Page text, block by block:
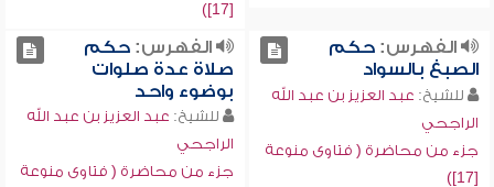
[17])
الفهرس:حكم
الصبغ بالسواد
للشيخ: عبد العزيز بن عبد الله
الراجحي
جزء من محاضرة ( فتاوى منوعة
[17])
الفهرس:حكم
صلاة عدة صلوات
بوضوء واحد
للشيخ: عبد العزيز بن عبد الله
الراجحي
جزء من محاضرة ( فتاوى منوعة